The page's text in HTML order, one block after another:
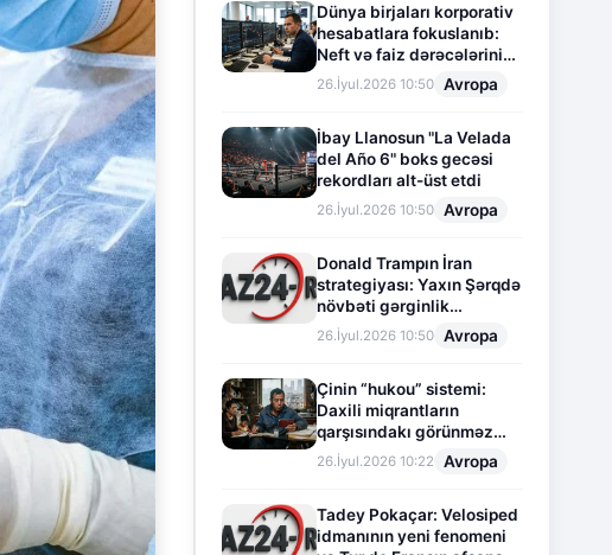
Dünya birjaları korporativ
hesabatlara fokuslanıb:
Neft və faiz dərəcələrinin
təsiri altında cari vəziyyət
26.İyul.2026 10:50 Avropa
İbay Llanosun "La Velada
del Año 6" boks gecəsi
rekordları alt-üst etdi
26.İyul.2026 10:50 Avropa
Donald Trampın İran
strategiyası: Yaxın Şərqdə
növbəti gərginlik
mərhələsi
26.İyul.2026 10:50 Avropa
Çinin “hukou” sistemi:
Daxili miqrantların
qarşısındakı görünməz
sədd
26.İyul.2026 10:22 Avropa
Tadey Pokaçar: Velosiped
idmanının yeni fenomeni